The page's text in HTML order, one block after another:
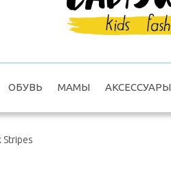
ОБУВЬ МАМЫ АКСЕССУАРЫ
Stripes